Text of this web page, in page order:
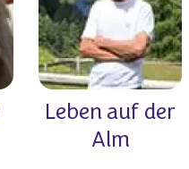
Leben auf der
Alm